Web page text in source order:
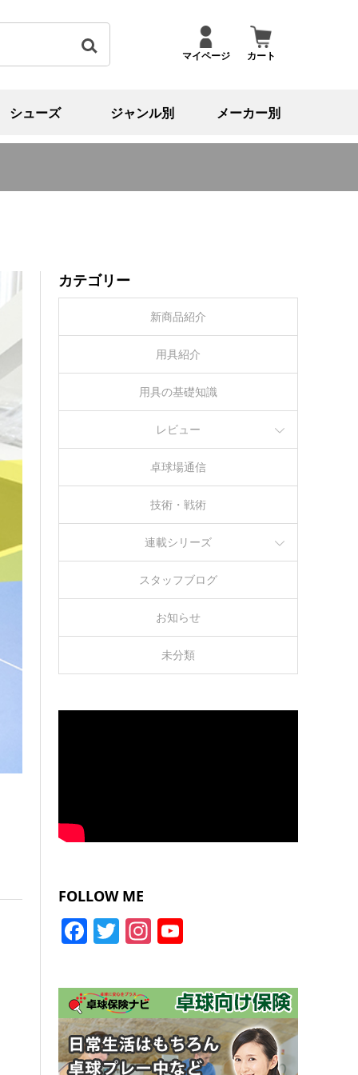
マイページ カート
シューズ ジャンル別 メーカー別
カテゴリー
新商品紹介
用具紹介
用具の基礎知識
レビュー
卓球場通信
技術・戦術
連載シリーズ
スタッフブログ
お知らせ
未分類
FOLLOW ME
Facebook
TwitterInstagram